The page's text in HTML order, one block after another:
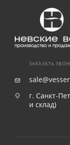
ЗАКАЗАТЬ
г. Санкт-
и склад)